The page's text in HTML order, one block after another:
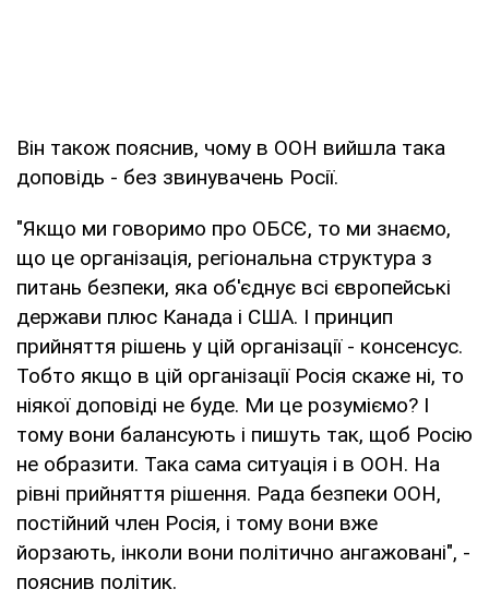
Він також пояснив, чому в ООН вийшла така
доповідь - без звинувачень Росії.
"Якщо ми говоримо про ОБСЄ, то ми знаємо,
що це організація, регіональна структура з
питань безпеки, яка об'єднує всі європейські
держави плюс Канада і США. І принцип
прийняття рішень у цій організації - консенсус.
Тобто якщо в цій організації Росія скаже ні, то
ніякої доповіді не буде. Ми це розуміємо? І
тому вони балансують і пишуть так, щоб Росію
не образити. Така сама ситуація і в ООН. На
рівні прийняття рішення. Рада безпеки ООН,
постійний член Росія, і тому вони вже
йорзають, інколи вони політично ангажовані", -
пояснив політик.